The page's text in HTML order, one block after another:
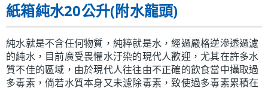
紙箱純水20公升(附水龍頭)
純水就是不含任何物質，純粹就是水，經過嚴格逆滲透過濾
的純水，目前廣受畏懼水汙染的現代人歡迎，尤其在許多水
質不佳的區域，由於現代人往往由不正確的飲食當中攝取過
多毒素，倘若水質本身又未濾除毒素，致使過多毒素累積在